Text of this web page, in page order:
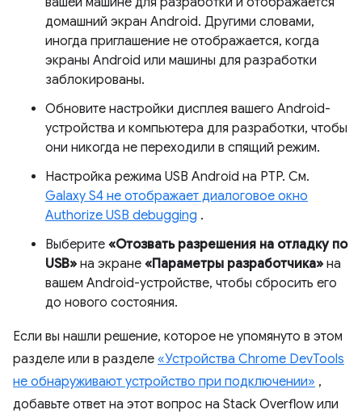
домашний экран Android. Другими словами,
иногда приглашение не отображается, когда
экраны Android или машины для разработки
заблокированы.
Обновите настройки дисплея вашего Android-
устройства и компьютера для разработки, чтобы
они никогда не переходили в спящий режим.
Настройка режима USB Android на PTP. См.
Galaxy S4 не отображает диалоговое окно
Authorize USB debugging .
Выберите «Отозвать разрешения на отладку по
USB» на экране «Параметры разработчика» на
вашем Android-устройстве, чтобы сбросить его
до нового состояния.
Если вы нашли решение, которое не упомянуто в этом
разделе или в разделе «Устройства Chrome DevTools
не обнаруживают устройство при подключении» ,
добавьте ответ на этот вопрос на Stack Overflow или